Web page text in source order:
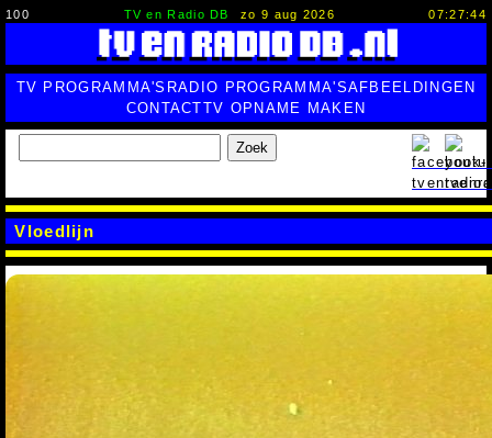
100 TV en Radio DB zo 9 aug 2026 07:27:45
TV PROGRAMMA'S RADIO PROGRAMMA'SAFBEELDINGEN
CONTACTTV OPNAME MAKEN
Zoek
Vloedlijn